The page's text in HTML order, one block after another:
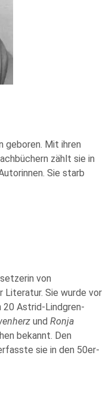
geboren. Mit ihren
zählt sie in
Sie starb
von
Literatur. Sie wurde vor
20 Astrid-Lindgren-
und Ronja
bekannt. Den
sie in den 50er-